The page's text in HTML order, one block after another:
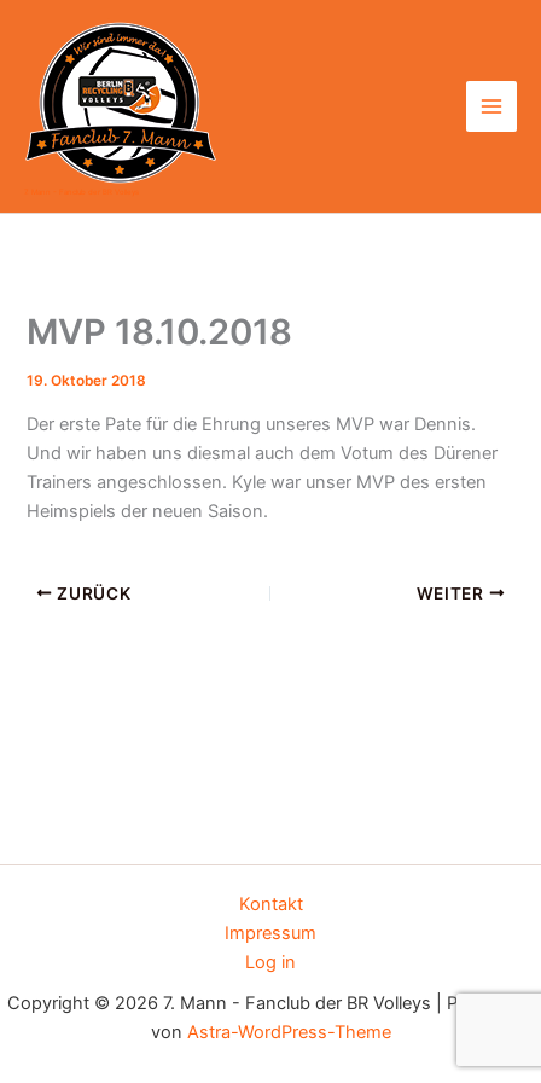
springen
MVP 18.10.2018
19. Oktober 2018
Der erste Pate für die Ehrung unseres MVP war Dennis.
Und wir haben uns diesmal auch dem Votum des Dürener
Trainers angeschlossen. Kyle war unser MVP des ersten
Heimspiels der neuen Saison.
ZURÜCK WEITER
Kontakt
Impressum
Log in
Copyright © 2026 7. Mann - Fanclub der BR Volleys | Präsentiert
von Astra-WordPress-Theme